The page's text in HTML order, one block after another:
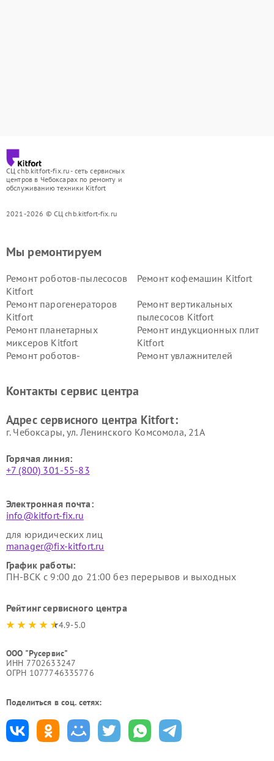
СЦ chb.kitfort-fix.ru - сеть сервисных
центров в Чебоксарах по ремонту и
обслуживанию техники Kitfort
2021-2026 © СЦ chb.kitfort-fix.ru
Мы ремонтируем
Ремонт роботов-пылесосов
Kitfort
Ремонт кофемашин Kitfort
Ремонт парогенераторов
Kitfort
Ремонт вертикальных
пылесосов Kitfort
Ремонт планетарных
миксеров Kitfort
Ремонт индукционных плит
Kitfort
Ремонт роботов-
Ремонт увлажнителей
Kitfort
Kitfort
Kitfort
Kitfort
Контакты сервис центра
Адрес сервисного центра Kitfort:
г. Чебоксары, ул. Ленинского Комсомола, 21А
Горячая линия:
+7 (800) 301-55-83
Электронная почта:
info@kitfort-fix.ru
для юридических лиц
manager@fix-kitfort.ru
График работы:
ПН-ВСК с 9:00 до 21:00 без перерывов и выходных
Рейтинг сервисного центра
4.9-5.0
ООО "Русервис"
ИНН 7702633247
ОГРН 1077746335776
Поделиться в соц. сетях: